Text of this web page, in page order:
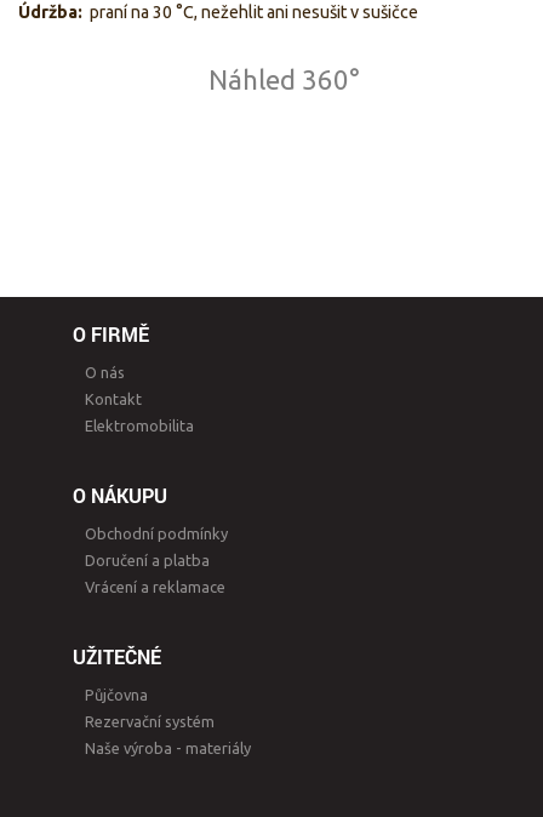
Údržba: praní na 30 °C, nežehlit ani nesušit v sušičce
Náhled 360°
O FIRMĚ
O nás
Kontakt
Elektromobilita
O NÁKUPU
Obchodní podmínky
Doručení a platba
Vrácení a reklamace
UŽITEČNÉ
Půjčovna
Rezervační systém
Naše výroba - materiály